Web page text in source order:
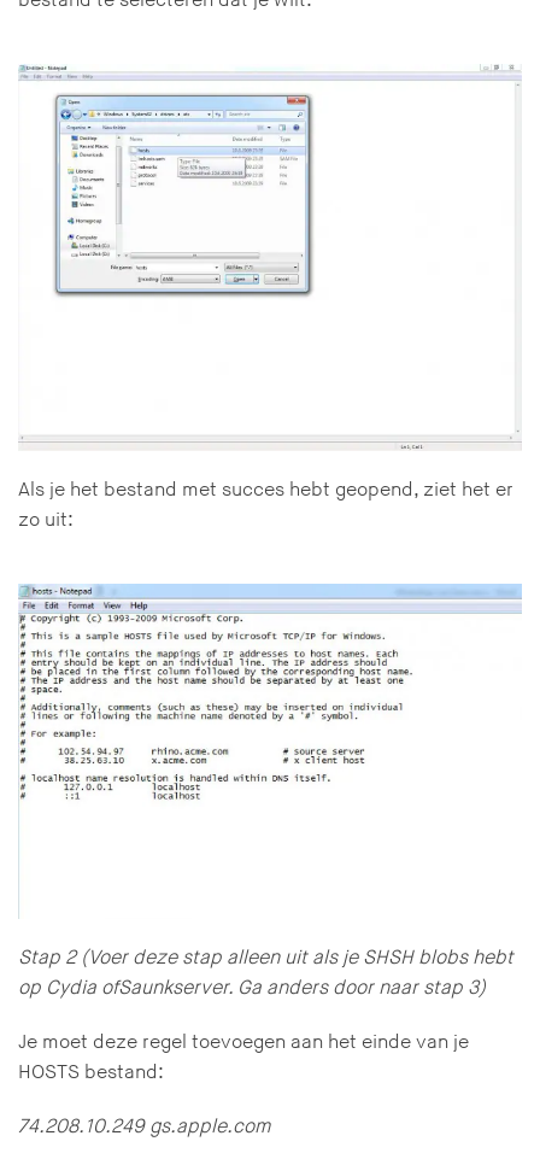
Als je het bestand met succes hebt geopend, ziet het er
zo uit:
Stap 2 (Voer deze stap alleen uit als je SHSH blobs hebt
op Cydia ofSaunkserver. Ga anders door naar stap 3)
Je moet deze regel toevoegen aan het einde van je
HOSTS bestand:
74.208.10.249 gs.apple.com